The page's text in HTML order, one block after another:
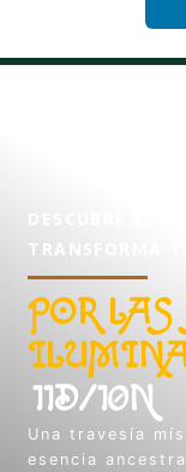
TRANSFORMA
POR
11D/10N
Una travesía
esencia